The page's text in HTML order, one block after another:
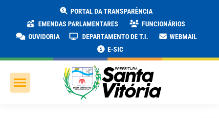
PORTAL DA TRANSPARÊNCIA
EMENDAS PARLAMENTARES
FUNCIONÁRIOS
OUVIDORIA
DEPARTAMENTO DE T.I.
WEBMAIL
E-SIC